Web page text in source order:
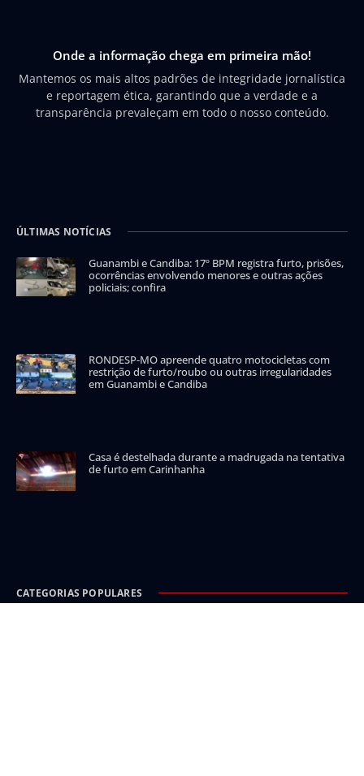
Onde a informação chega em primeira mão!
Mantemos os mais altos padrões de integridade jornalística
e reportagem ética, garantindo que a verdade e a
transparência prevaleçam em todo o nosso conteúdo.
ÚLTIMAS NOTÍCIAS
Guanambi e Candiba: 17º BPM registra furto, prisões,
ocorrências envolvendo menores e outras ações
policiais; confira
RONDESP-MO apreende quatro motocicletas com
restrição de furto/roubo ou outras irregularidades
em Guanambi e Candiba
Casa é destelhada durante a madrugada na tentativa
de furto em Carinhanha
CATEGORIAS POPULARES